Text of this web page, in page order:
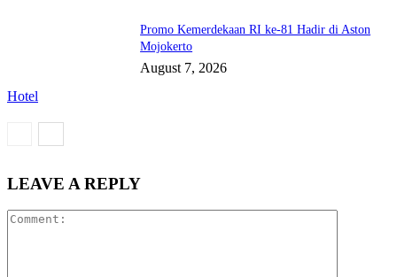
Hotel
Promo Kemerdekaan RI ke-81 Hadir di Aston
Mojokerto
August 7, 2026
LEAVE A REPLY